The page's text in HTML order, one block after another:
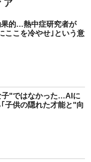
的…熱中症研究者が
ここを冷やせ｣という意
子"ではなかった…AIに
子供の隠れた才能と"向